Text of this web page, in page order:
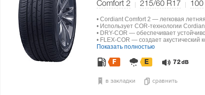
Comfort 2 215/60 R17 100
• Cordiant Comfort 2 — легковая
• Использует COR-технологии
• DRY-COR — обеспечивает
• FLEX-COR — создает
Показать полностью
F E 72 dB
в закладки сравнить